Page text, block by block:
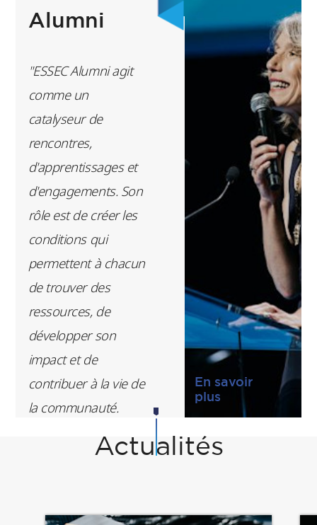
jeunes puissent
accéder à l’ESSEC
sans être freinés par
financières. En 15
ans, la mobilisation
de plus de 3000
donateurs a déjà
permis
d’accompagner 2000
Lucie-Anne Henry
-
Déléguée générale,
Fondation ESSEC
En savoir
plus
Alumni
"ESSEC Alumni agit
comme un
catalyseur de
rencontres,
d'apprentissages et
d'engagements. Son
rôle est de créer les
conditions qui
permettent à chacun
de trouver des
ressources, de
développer son
impact et de
contribuer à la vie de
la communauté.
Notre communauté
se voit dans des
Actualités